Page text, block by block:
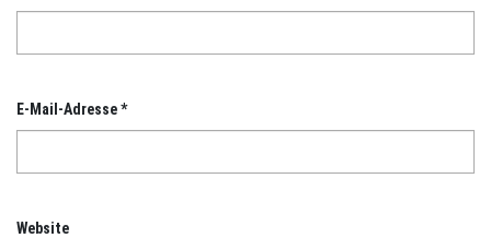
E-Mail-Adresse*
Website